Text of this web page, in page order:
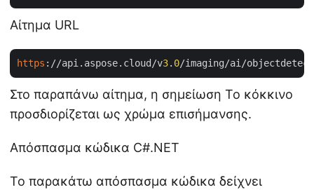
Αίτημα URL
https ://api.aspose.cloud/v3. 0/imaging/ai/
Στο παραπάνω αίτημα, η σημείωση Το κόκκινο
προσδιορίζεται ως χρώμα επισήμανσης.
Απόσπασμα κώδικα C#.NET
Το παρακάτω απόσπασμα κώδικα δείχνει